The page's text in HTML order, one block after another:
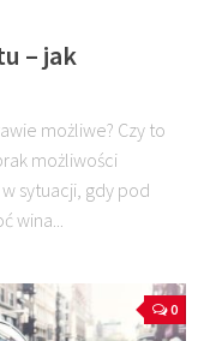
– jak
możliwe? Czy to
możliwości
sytuacji, gdy pod
wina...
0